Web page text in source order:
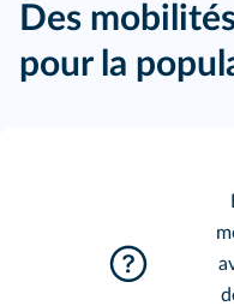
Des
pour la